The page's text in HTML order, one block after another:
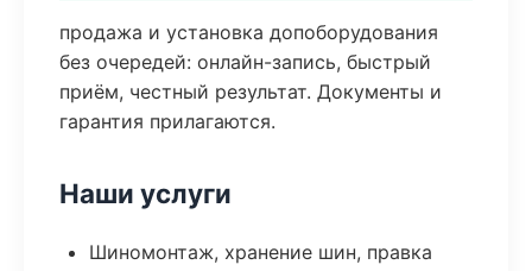
продажа и установка допоборудования
без очередей: онлайн-запись, быстрый
приём, честный результат. Документы и
гарантия прилагаются.
Наши услуги
Шиномонтаж, хранение шин, правка